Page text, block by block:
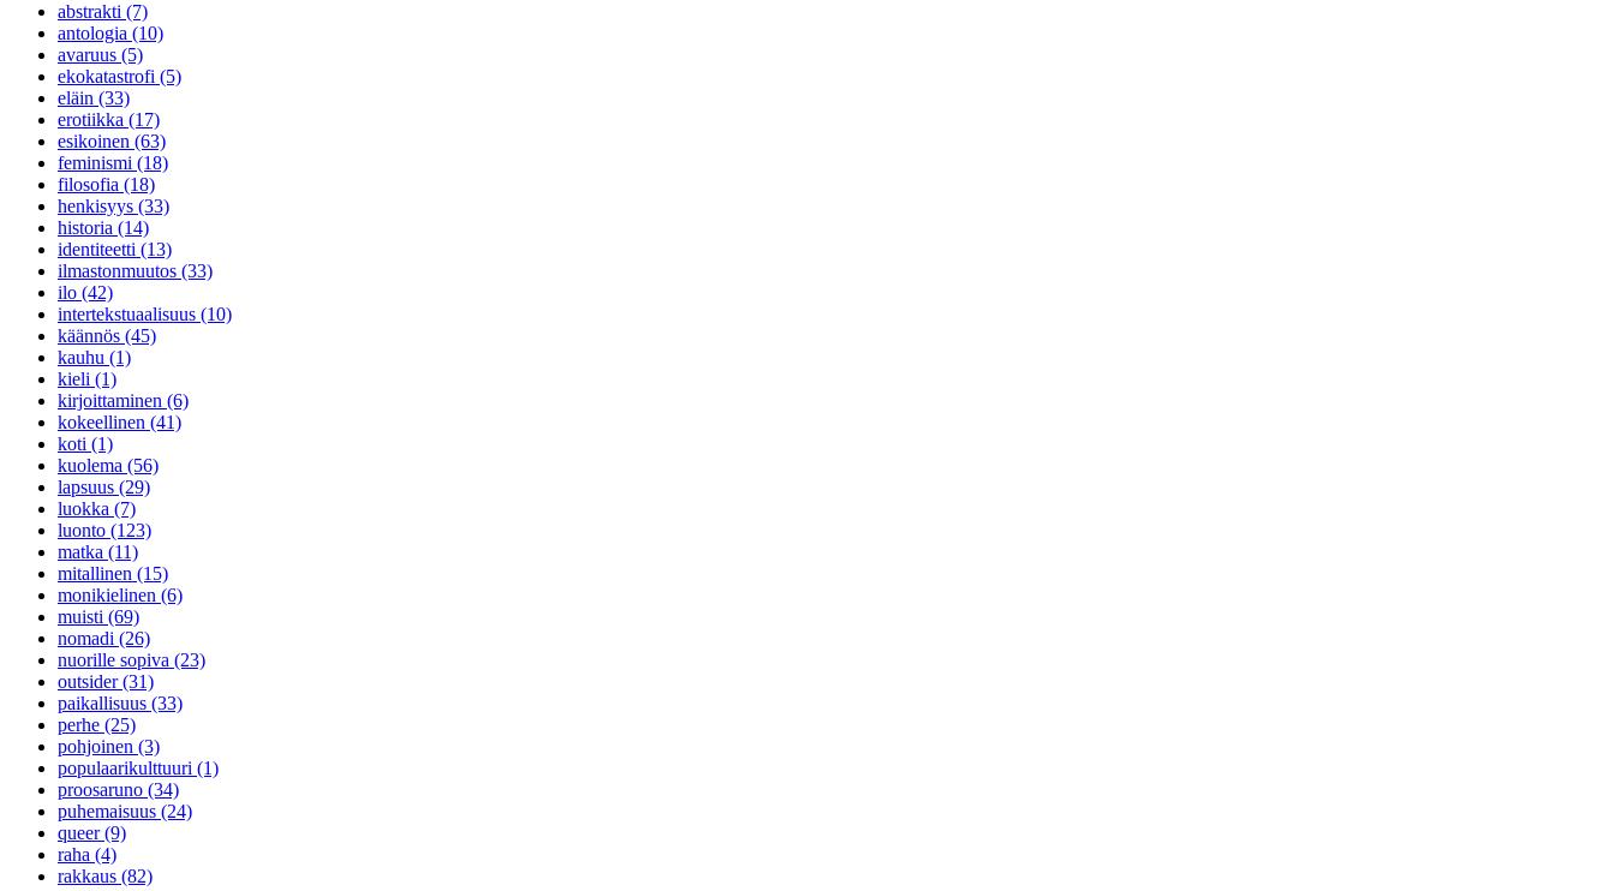
abstrakti (7)
antologia (10)
avaruus (5)
ekokatastrofi (5)
eläin (33)
erotiikka (17)
esikoinen (63)
feminismi (18)
filosofia (18)
henkisyys (33)
historia (14)
identiteetti (13)
ilmastonmuutos (33)
ilo (42)
intertekstuaalisuus (10)
käännös (45)
kauhu (1)
kieli (1)
kirjoittaminen (6)
kokeellinen (41)
koti (1)
kuolema (56)
lapsuus (29)
luokka (7)
luonto (123)
matka (11)
mitallinen (15)
monikielinen (6)
muisti (69)
nomadi (26)
nuorille sopiva (23)
outsider (31)
paikallisuus (33)
perhe (25)
pohjoinen (3)
populaarikulttuuri (1)
proosaruno (34)
puhemaisuus (24)
queer (9)
raha (4)
rakkaus (82)